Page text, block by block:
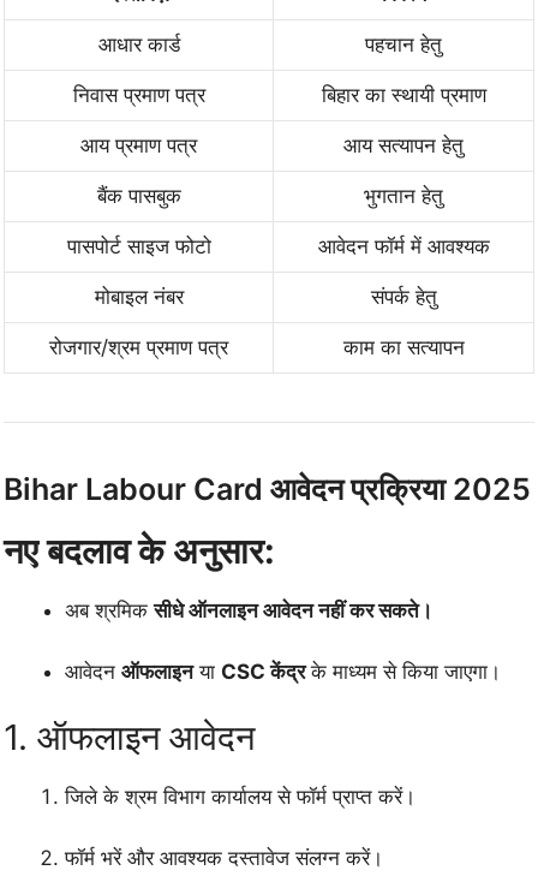
आधार कार्ड पहचान हेतु
निवास प्रमाण पत्र बिहार का स्थायी प्रमाण
आय प्रमाण पत्र आय सत्यापन हेतु
बैंक पासबुक भुगतान हेतु
पासपोर्ट साइज फोटो आवेदन फॉर्म में आवश्यक
मोबाइल नंबर संपर्क हेतु
रोजगार/श्रम प्रमाण पत्र काम का सत्यापन
Bihar Labour Card आवेदन प्रक्रिया 2025
नए बदलाव के अनुसार:
अब श्रमिकसीधे ऑनलाइन आवेदन नहीं कर सकते।
आवेदन ऑफलाइनया CSC केंद्रके माध्यम से किया जाएगा।
1. ऑफलाइन आवेदन
जिले के श्रम विभाग कार्यालय से फॉर्म प्राप्त करें।
फॉर्म भरें और आवश्यक दस्तावेज संलग्न करें।